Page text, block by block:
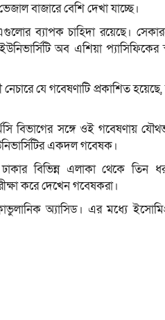
বাজারে বেশি দেখা যাচ্ছে।
ব্যাপক চাহিদা রয়েছে।
অব এশিয়া
যে গবেষণাটি প্রকাশিত হয়েছে,
বিভাগের সঙ্গে ওই গবেষণায়
একদল গবেষক।
বিভিন্ন এলাকা থেকে তিন
করে দেখেন গবেষকরা।
অ্যাসিড। এর মধ্যে